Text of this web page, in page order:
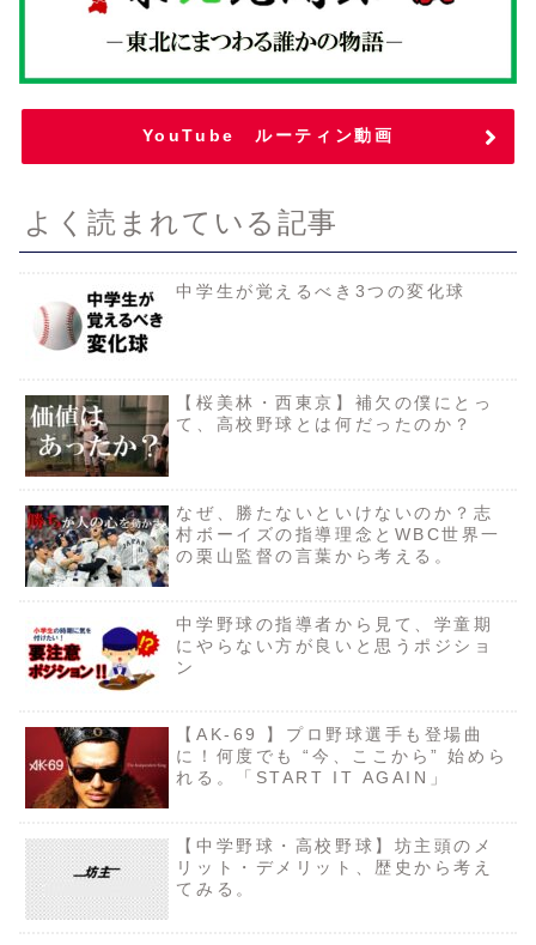
YouTube ルーティン動画
よく読まれている記事
中学生が覚えるべき3つの変化球
【桜美林・西東京】補欠の僕にとっ
て、高校野球とは何だったのか？
なぜ、勝たないといけないのか？志
村ボーイズの指導理念とWBC世界一
の栗山監督の言葉から考える。
中学野球の指導者から見て、学童期
にやらない方が良いと思うポジショ
ン
【AK-69 】プロ野球選手も登場曲
に！何度でも “今、ここから” 始めら
れる。「START IT AGAIN」
【中学野球・高校野球】坊主頭のメ
リット・デメリット、歴史から考え
てみる。